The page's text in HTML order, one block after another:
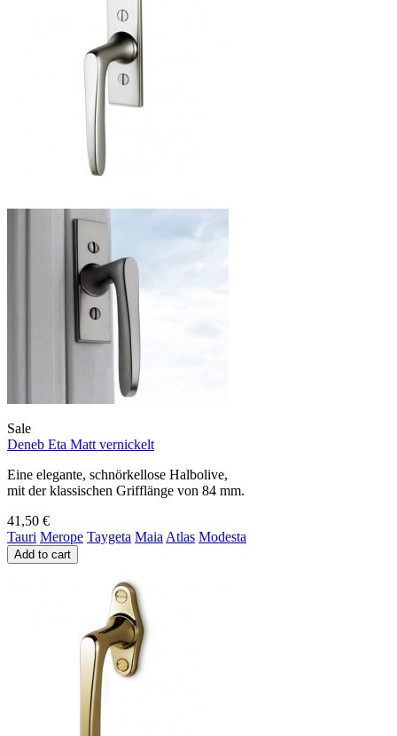
Sale
Deneb Eta Matt vernickelt
Eine elegante, schnörkellose Halbolive,
mit der klassischen Grifflänge von 84 mm.
41,50 €
Tauri Merope Taygeta Maia Atlas Modesta
Add to cart